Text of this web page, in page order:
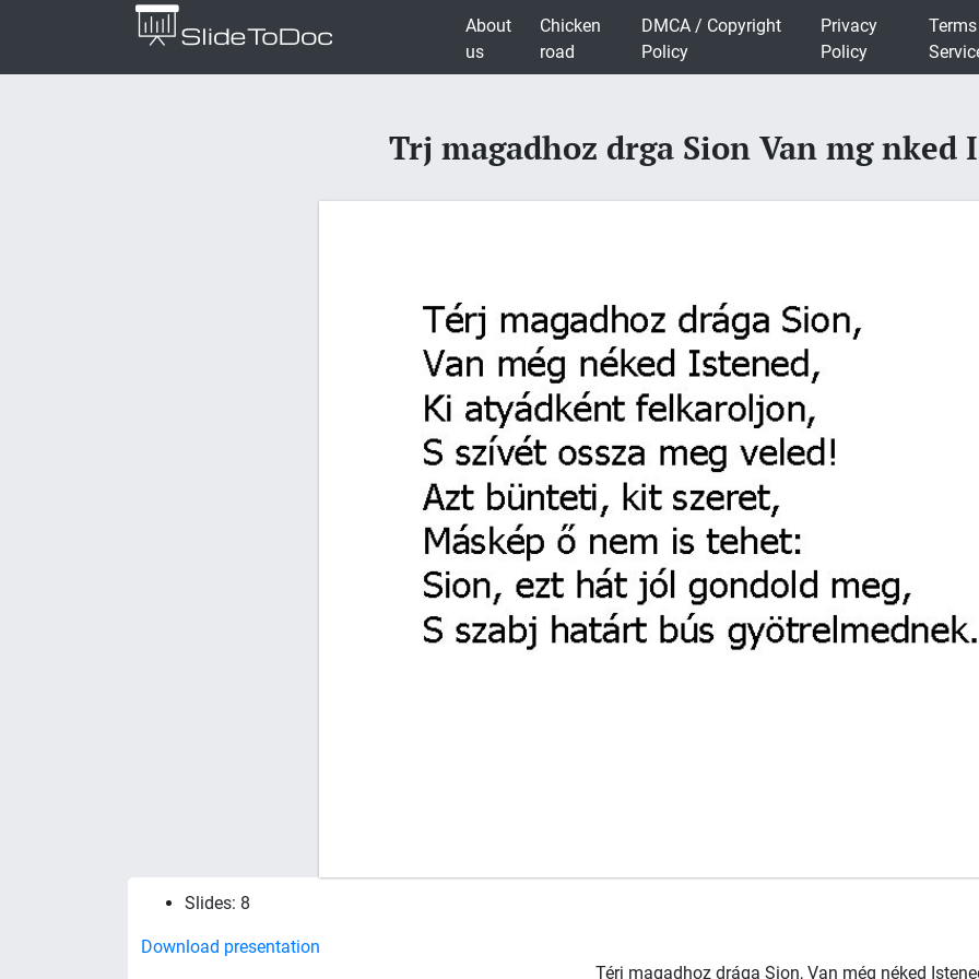
About
us
Chicken
road
DMCA / Copyright
Policy
Privacy
Policy
Trj magadhoz drga Sion Van mg nked
Slides: 8
Download presentation
Térj magadhoz drága Sion, Van még néked